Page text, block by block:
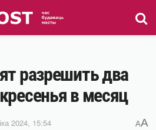
разрешить два
в месяц
2024, 15:54 AA